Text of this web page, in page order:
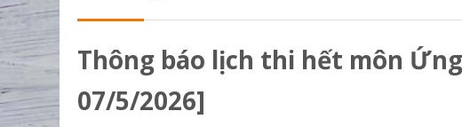
Thông báo lịch thi hết môn
07/5/2026]